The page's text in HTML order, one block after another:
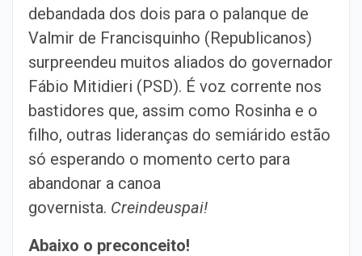
debandada dos dois para o palanque de
Valmir de Francisquinho (Republicanos)
surpreendeu muitos aliados do governador
Fábio Mitidieri (PSD). É voz corrente nos
bastidores que, assim como Rosinha e o
filho, outras lideranças do semiárido estão
só esperando o momento certo para
abandonar a canoa
governista. Creindeuspai!
Abaixo o preconceito!